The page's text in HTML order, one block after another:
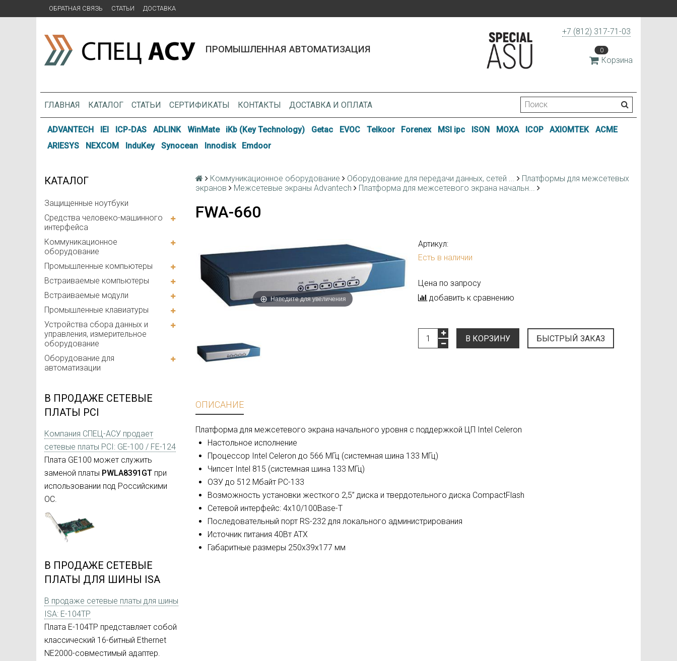
ОБРАТНАЯ СВЯЗЬ СТАТЬИ ДОСТАВКА
ПРОМЫШЛЕННАЯ АВТОМАТИЗАЦИЯ
+7 (812) 317-71-03
0
Корзина
ГЛАВНАЯ КАТАЛОГ СТАТЬИ СЕРТИФИКАТЫ КОНТАКТЫ ДОСТАВКА И ОПЛАТА
ADVANTECH IEI ICP-DAS ADLINK WinMate iKb (Key Technology) Getac EVOC Telkoor Forenex MSI ipc ISON MOXA ICOP AXIOMTEK
ACME
ARIESYS
NEXCOM InduKey Synocean Innodisk Emdoor
КАТАЛОГ
Защищенные ноутбуки
Средства человеко-машинного
интерфейса
Коммуникационное
оборудование
Промышленные компьютеры
Встраиваемые компьютеры
Встраиваемые модули
Промышленные клавиатуры
Устройства сбора данных и
управления, измерительное
оборудование
Оборудование для
автоматизации
В ПРОДАЖЕ СЕТЕВЫЕ
ПЛАТЫ PCI
Компания СПЕЦ-АСУ продает
сетевые платы PCI: GE-100 / FE-124
Плата GE100 может служить
заменой платы PWLA8391GT при
использовании под Российскими
ОС.
В ПРОДАЖЕ СЕТЕВЫЕ
ПЛАТЫ ДЛЯ ШИНЫ ISA
В продаже сетевые платы для шины
ISA: E-104TP
Плата E-104TP представляет собой
классический 16-битный Ethernet
NE2000-совместимый адаптер.
Коммуникационное оборудование Оборудование для передачи данных, сетей ...
Платформы для межсетевых
экранов
Межсетевые экраны Advantech Платформа для межсетевого экрана начальн...
FWA-660
Наведите для увеличения
Артикул:
Есть в наличии
Цена по запросу
добавить к сравнению
В КОРЗИНУ БЫСТРЫЙ ЗАКАЗ
ОПИСАНИЕ
Платформа для межсетевого экрана начального уровня с поддержкой ЦП Intel Celeron
Настольное исполнение
Процессор Intel Celeron до 566 МГц (системная шина 133 МГц)
Чипсет Intel 815 (системная шина 133 МГц)
ОЗУ до 512 Мбайт РС-133
Возможность установки жесткого 2,5” диска и твердотельного диска CompactFlash
Сетевой интерфейс: 4х10/100Base-T
Последовательный порт RS-232 для локального администрирования
Источник питания 40Вт ATX
Габаритные размеры 250х39х177 мм